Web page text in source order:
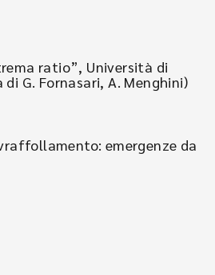
ratio”, Università di
G. Fornasari, A. Menghini)
emergenze da